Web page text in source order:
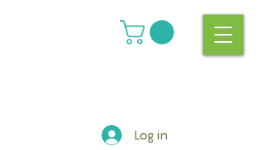
Log in